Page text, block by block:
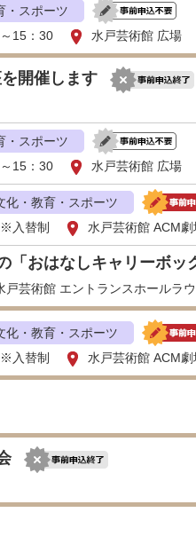
・スポーツ
15：30
水戸芸術館 広場
開催します
・スポーツ
15：30
水戸芸術館 広場
化・教育・スポーツ
入替制
水戸芸術館 ACM劇
「おはなしキャリーボッ
戸芸術館 エントランスホールラ
化・教育・スポーツ
入替制
水戸芸術館 ACM劇